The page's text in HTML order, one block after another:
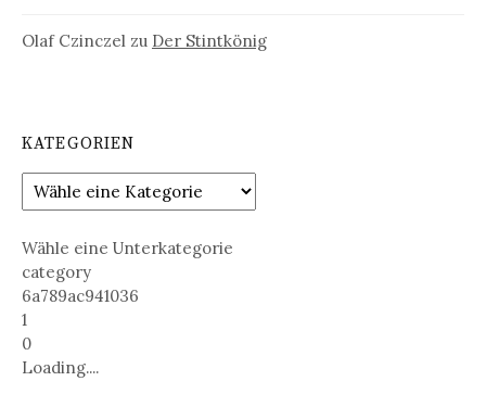
Olaf Czinczel zu Der Stintkönig
KATEGORIEN
Wähle eine Unterkategorie
category
6a789ac941036
1
0
Loading....